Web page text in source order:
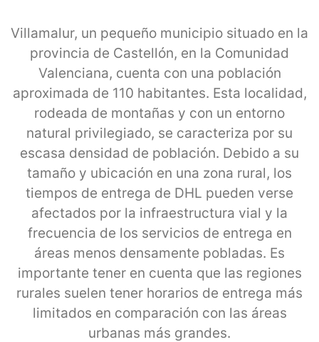
Villamalur, un pequeño municipio situado en la
provincia de Castellón, en la Comunidad
Valenciana, cuenta con una población
aproximada de 110 habitantes. Esta localidad,
rodeada de montañas y con un entorno
natural privilegiado, se caracteriza por su
escasa densidad de población. Debido a su
tamaño y ubicación en una zona rural, los
tiempos de entrega de DHL pueden verse
afectados por la infraestructura vial y la
frecuencia de los servicios de entrega en
áreas menos densamente pobladas. Es
importante tener en cuenta que las regiones
rurales suelen tener horarios de entrega más
limitados en comparación con las áreas
urbanas más grandes.